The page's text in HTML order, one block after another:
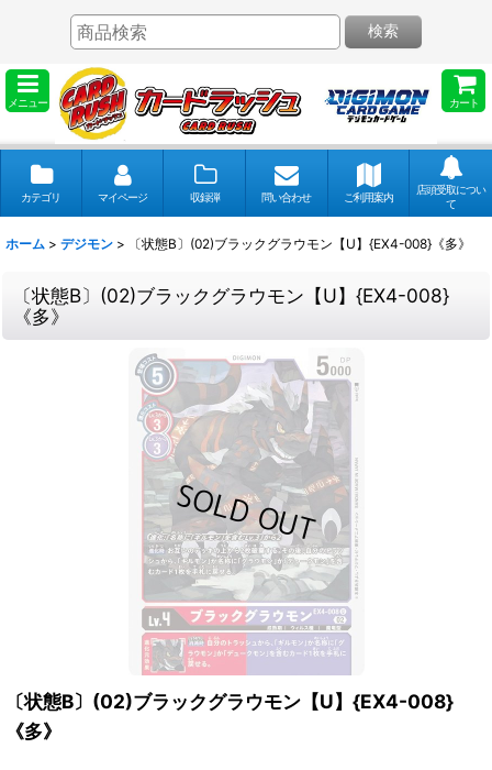
メニュー カート
検索
カテゴリ マイページ 収録弾 問い合わせ ご利用案内
店頭受取につい
て
ホーム > デジモン > 〔状態B〕(02)ブラックグラウモン【U】{EX4-008}《多》
〔状態B〕(02)ブラックグラウモン【U】{EX4-008}
《多》
〔状態B〕(02)ブラックグラウモン【U】{EX4-008}
《多》